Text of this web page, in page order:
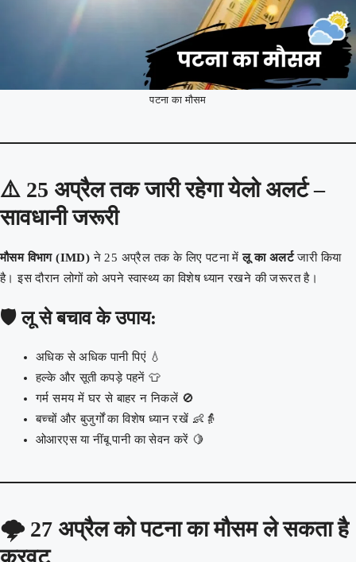
पटना का मौसम
⚠️ 25 अप्रैल तक जारी रहेगा येलो अलर्ट –
सावधानी जरूरी
मौसम विभाग (IMD) ने 25 अप्रैल तक के लिए पटना मेंलू का अलर्टजारी किया
है। इस दौरान लोगों को अपने स्वास्थ्य का विशेष ध्यान रखने की जरूरत है।
🛡️ लू से बचाव के उपाय:
अधिक से अधिक पानी पिएं 💧
हल्के और सूती कपड़े पहनें 👕
गर्म समय में घर से बाहर न निकलें 🚫
बच्चों और बुजुर्गों का विशेष ध्यान रखें 👶👵
ओआरएस या नींबू पानी का सेवन करें 🍋
🌩️ 27 अप्रैल को पटना का मौसम ले सकता है